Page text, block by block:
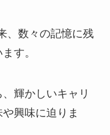
、数々の記憶に残
す。
輝かしいキャリ
興味に迫りま